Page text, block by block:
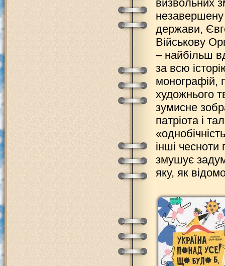
визвольних
незавершену
держави,
Військову
– найбільш
за всю
монографій,
художнього
зумисне
патріота і
інші
змушує
яку, як